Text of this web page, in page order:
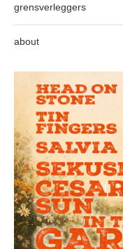
grensverleggers
about